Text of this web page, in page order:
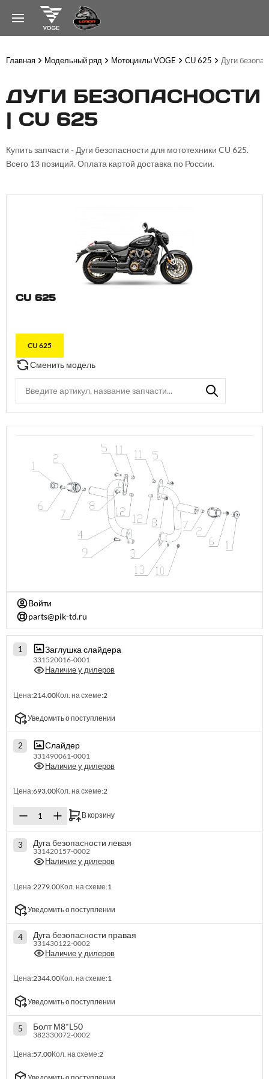
Главная Модельный ряд Мотоциклы VOGE CU 625 Дуги
ДУГИ БЕЗОПАСНОСТИ
| CU 625
Купить запчасти - Дуги безопасности для мототехники CU 625.
Всего 13 позиций. Оплата картой доставка по России.
CU 625
CU 625
Сменить модель
Войти
parts@pik-td.ru
1 Заглушка слайдера
331520016-0001
Наличие у дилеров
Цена:214.00Кол. на схеме:2
Уведомить о поступлении
2 Слайдер
331490061-0001
Наличие у дилеров
Цена:693.00Кол. на схеме:2
В корзину
3 Дуга безопасности левая
331420157-0002
Наличие у дилеров
Цена:2279.00Кол. на схеме:1
Уведомить о поступлении
4 Дуга безопасности правая
331430122-0002
Наличие у дилеров
Цена:2344.00Кол. на схеме:1
Уведомить о поступлении
5 Болт М8*L50
382330072-0002
Цена:57.00Кол. на схеме:2